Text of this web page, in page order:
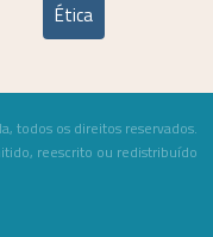
Ética
todos os direitos reservados.
reescrito ou redistribuído